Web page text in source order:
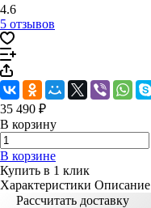
4.6
5 отзывов
35 490 ₽
В корзину
В корзине
Купить в 1 клик
Характеристики Описание
Рассчитать доставку